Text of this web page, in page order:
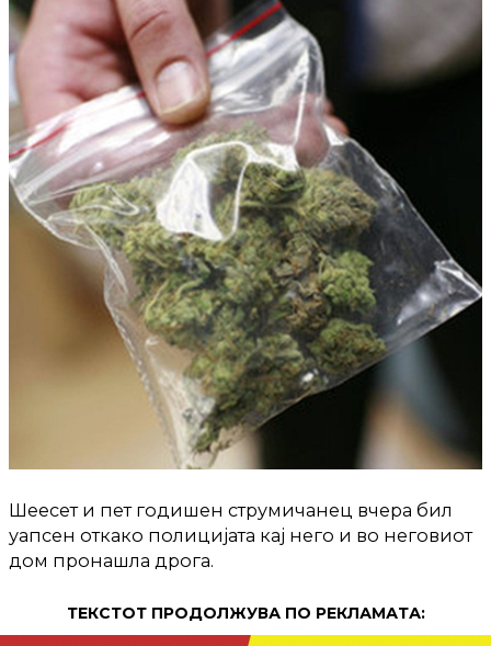
Шеесет и пет годишен струмичанец вчера бил
уапсен откако полицијата кај него и во неговиот
дом пронашла дрога.
ТЕКСТОТ ПРОДОЛЖУВА ПО РЕКЛАМАТА: